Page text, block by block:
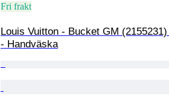
Fri frakt
Louis Vuitton - Bucket GM (2155231)
- Handväska